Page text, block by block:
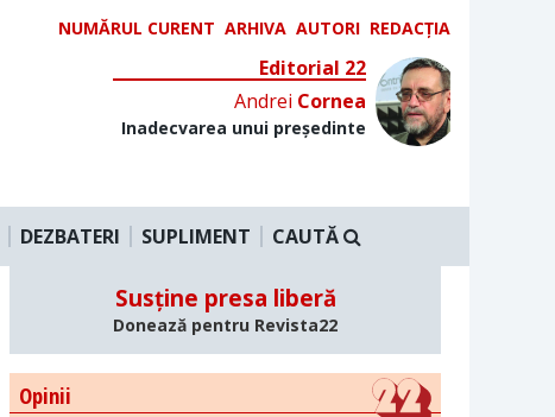
NUMĂRUL CURENT ARHIVA AUTORI REDACȚIA
Editorial 22
Andrei Cornea
Inadecvarea unui președinte
DEZBATERI SUPLIMENT CAUTĂ
Susține presa liberă
Donează pentru Revista22
Opinii